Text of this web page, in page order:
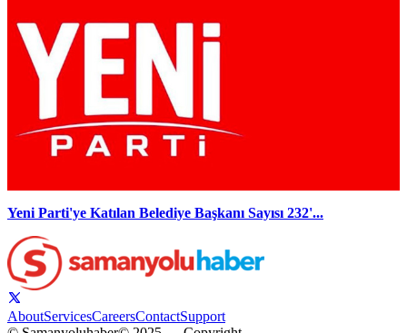
Yeni Parti'ye Katılan Belediye Başkanı Sayısı 232'...
AboutServicesCareersContactSupport